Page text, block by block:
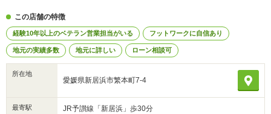
この店舗の特徴
経験10年以上のベテラン営業担当がいる フットワークに自信あり
地元の実績多数 地元に詳しい ローン相談可
所在地
愛媛県新居浜市繁本町7-4
最寄駅 JR予讃線「新居浜」歩30分